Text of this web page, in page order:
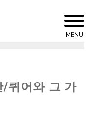
MENU
/퀴어와 그 가